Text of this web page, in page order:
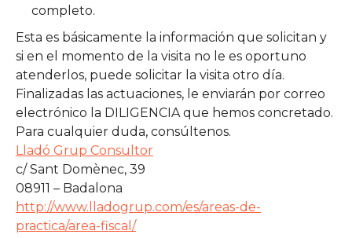
completo.
Esta es básicamente la información que solicitan y
si en el momento de la visita no le es oportuno
atenderlos, puede solicitar la visita otro día.
Finalizadas las actuaciones, le enviarán por correo
electrónico la DILIGENCIA que hemos concretado.
Para cualquier duda, consúltenos.
Lladó Grup Consultor
c/ Sant Domènec, 39
08911 – Badalona
http://www.lladogrup.com/es/areas-de-
practica/area-fiscal/